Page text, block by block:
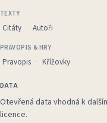
TEXTY
Citáty Autoři
PRAVOPIS & HRY
Pravopis Křížovky
DATA
Otevřená data vhodná k
licence.